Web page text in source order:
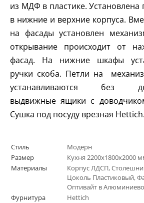
из МДФ в пластике. Установлена
в нижние и верхние корпуса.
на фасады установлен
открывание происходит от
фасад. На нижние шкафы
ручки скоба. Петли на
устанавливаются без
выдвижные ящики с
Сушка под посуду врезная Hettich.
Стиль
Модерн
Размер
Кухня 2200х1800х2000
Материалы
Корпус ЛДСП,
Цоколь Пластиковый,
Оптивайт в
Фурнитура
Hettich